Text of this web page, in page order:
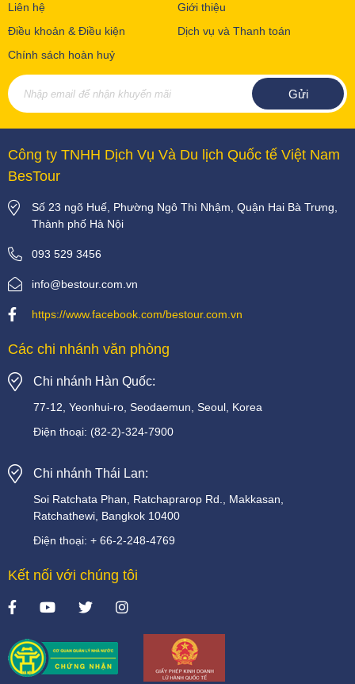
Liên hệ
Giới thiệu
Điều khoản & Điều kiện
Dịch vụ và Thanh toán
Chính sách hoàn huỷ
Công ty TNHH Dịch Vụ Và Du lịch Quốc tế Việt Nam
BesTour
Số 23 ngõ Huế, Phường Ngô Thì Nhậm, Quận Hai Bà Trưng,
Thành phố Hà Nội
093 529 3456
info@bestour.com.vn
https://www.facebook.com/bestour.com.vn
Các chi nhánh văn phòng
Chi nhánh Hàn Quốc:
77-12, Yeonhui-ro, Seodaemun, Seoul, Korea
Điện thoại: (82-2)-324-7900
Chi nhánh Thái Lan:
Soi Ratchata Phan, Ratchaprarop Rd.,
Makkasan,
Ratchathewi, Bangkok 10400
Điện thoại: + 66-2-248-4769
Kết nối với chúng tôi